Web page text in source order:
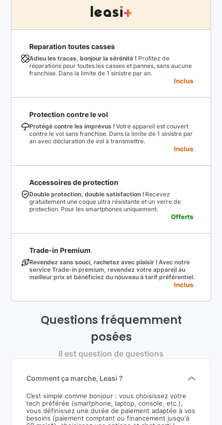
Reparation toutes casses
Adieu les tracas, bonjour la sérénité ! Profitez de
réparations pour toutes les casses et pannes, sans aucune
franchise. Dans la limite de 1 sinistre par an.
Inclus
Protection contre le vol
Protégé contre les imprévus ! Votre appareil est couvert
contre le vol sans franchise. Dans la limite de 1 sinistre par
an avec déclaration de vol à transmettre.
Inclus
Accessoires de protection
Double protection, double satisfaction ! Recevez
gratuitement une coque ultra résistante et un verre de
protection. Pour les smartphones uniquement.
Offerts
Trade-in Premium
Revendez sans souci, rachetez avec plaisir ! Avec notre
service Trade-in premium, revendez votre appareil au
meilleur prix et bénéficiez du nouveau à tarif préférentiel.
Inclus
Questions fréquemment
posées
Il est question de questions
Comment ça marche, Leasi ?
C’est simple comme bonjour : vous choisissez votre
tech préférée (smartphone, laptop, console, etc.),
vous définissez une durée de paiement adaptée à vos
besoins (paiement comptant ou financement jusqu'à